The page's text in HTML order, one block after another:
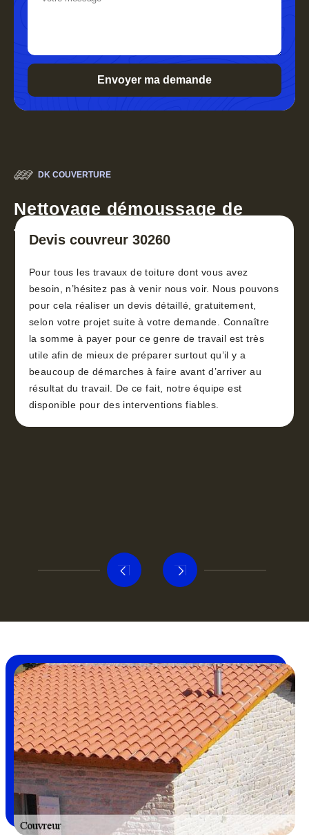
DK COUVERTURE
Nettoyage démoussage de
toiture 30
Devis couvreur 30260
Pour tous les travaux de toiture dont vous avez
besoin, n’hésitez pas à venir nous voir. Nous pouvons
pour cela réaliser un devis détaillé, gratuitement,
selon votre projet suite à votre demande. Connaître
la somme à payer pour ce genre de travail est très
utile afin de mieux de préparer surtout qu’il y a
beaucoup de démarches à faire avant d’arriver au
résultat du travail. De ce fait, notre équipe est
disponible pour des interventions fiables.